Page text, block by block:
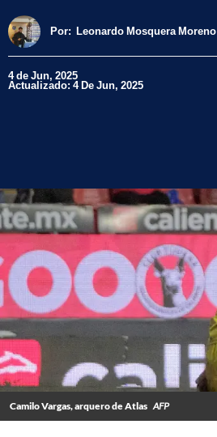
Por: Leonardo Mosquera Moreno
4 de Jun, 2025
Actualizado: 4 De Jun, 2025
Camilo Vargas, arquero de Atlas AFP